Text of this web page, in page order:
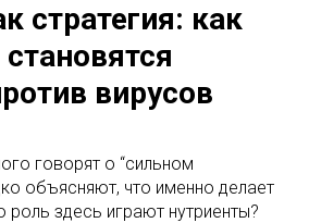
стратегия: как
вирусов
говорят о “сильном
объясняют, что именно делает
здесь играют нутриенты?